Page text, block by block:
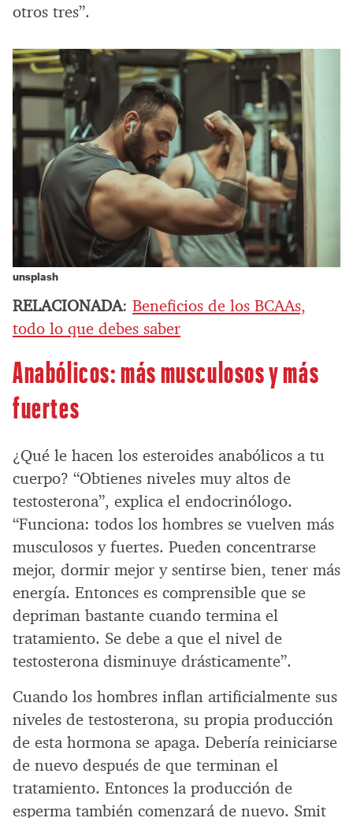
otros tres”.
unsplash
RELACIONADA: Beneficios de los BCAAs,
todo lo que debes saber
Anabólicos: más musculosos y más
fuertes
¿Qué le hacen los esteroides anabólicos a tu
cuerpo? “Obtienes niveles muy altos de
testosterona”, explica el endocrinólogo.
“Funciona: todos los hombres se vuelven más
musculosos y fuertes. Pueden concentrarse
mejor, dormir mejor y sentirse bien, tener más
energía. Entonces es comprensible que se
depriman bastante cuando termina el
tratamiento. Se debe a que el nivel de
testosterona disminuye drásticamente”.
Cuando los hombres inflan artificialmente sus
niveles de testosterona, su propia producción
de esta hormona se apaga. Debería reiniciarse
de nuevo después de que terminan el
tratamiento. Entonces la producción de
esperma también comenzará de nuevo. Smit